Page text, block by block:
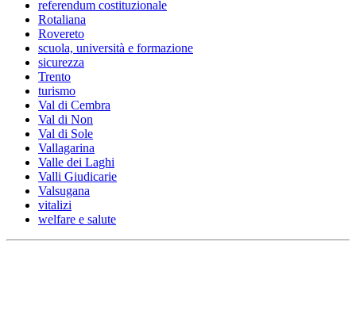
referendum costituzionale
Rotaliana
Rovereto
scuola, università e formazione
sicurezza
Trento
turismo
Val di Cembra
Val di Non
Val di Sole
Vallagarina
Valle dei Laghi
Valli Giudicarie
Valsugana
vitalizi
welfare e salute